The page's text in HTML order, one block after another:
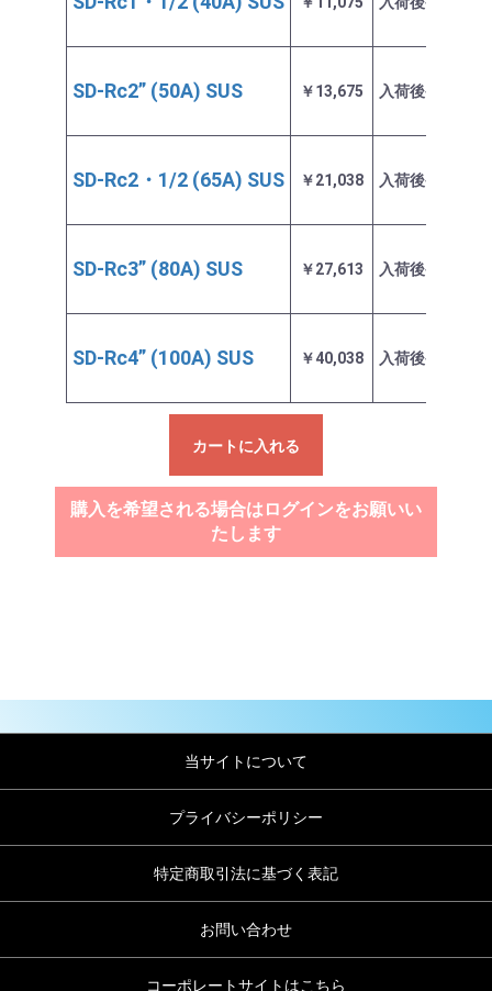
SD-Rc2” (50A) SUS ￥13,675 入荷後発送
SD-Rc2・1/2 (65A) SUS ￥21,038 入荷後発送
SD-Rc3” (80A) SUS ￥27,613 入荷後発送
SD-Rc4” (100A) SUS ￥40,038 入荷後発送
カートに入れる
購入を希望される場合はログインをお願いい
たします
当サイトについて
プライバシーポリシー
特定商取引法に基づく表記
お問い合わせ
コーポレートサイトはこちら